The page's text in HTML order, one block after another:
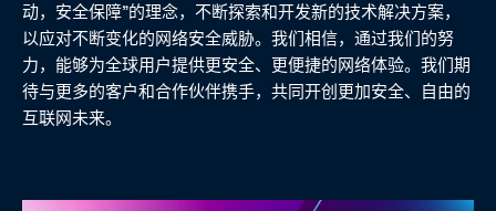
动，安全保障”的理念，不断探索和开发新的技术解决方案，
以应对不断变化的网络安全威胁。我们相信，通过我们的努
力，能够为全球用户提供更安全、更便捷的网络体验。我们期
待与更多的客户和合作伙伴携手，共同开创更加安全、自由的
互联网未来。